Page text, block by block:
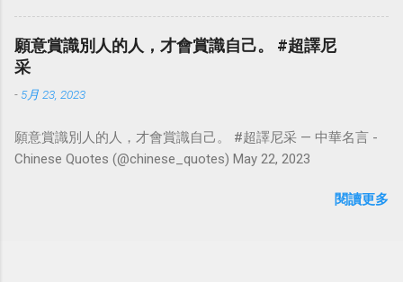
願意賞識別人的人，才會賞識自己。 #超譯尼
采
- 5月 23, 2023
願意賞識別人的人，才會賞識自己。 #超譯尼采 — 中華名言 -
Chinese Quotes (@chinese_quotes) May 22, 2023
閱讀更多